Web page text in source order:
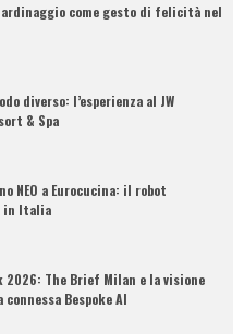
come gesto di felicità nel
diverso: l’esperienza al JW
& Spa
NEO a Eurocucina: il robot
in Italia
2026: The Brief Milan e la visione
Bespoke AI